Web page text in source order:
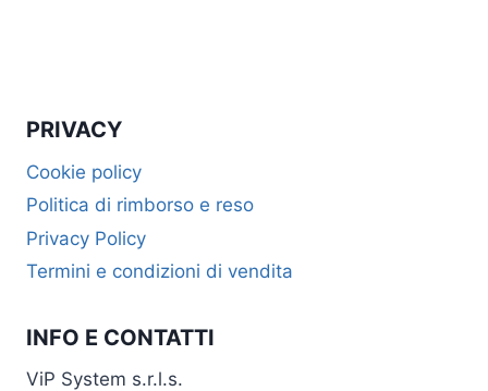
PRIVACY
Cookie policy
Politica di rimborso e reso
Privacy Policy
Termini e condizioni di vendita
INFO E CONTATTI
ViP System s.r.l.s.